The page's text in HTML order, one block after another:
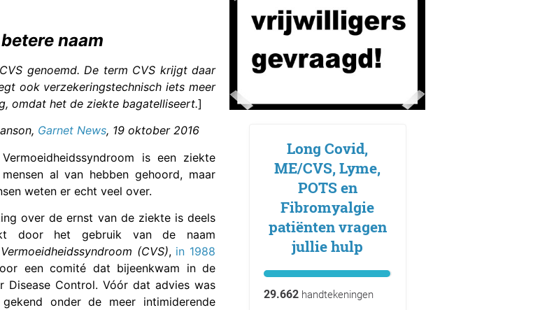
naam
genoemd. De term CVS krijgt daar
ook verzekeringstechnisch iets meer
omdat het de ziekte bagatelliseert.]
Garnet News, 19 oktober 2016
is een ziekte
al van hebben gehoord, maar
weten er echt veel over.
over de ernst van de ziekte is deels
door het gebruik van de naam
(CVS), in 1988
een comité dat bijeenkwam in de
Disease Control. Vóór dat advies was
onder de meer intimiderende
Long Covid,
ME/CVS, Lyme,
POTS en
Fibromyalgie
patiënten vragen
jullie hulp
29.662handtekeningen